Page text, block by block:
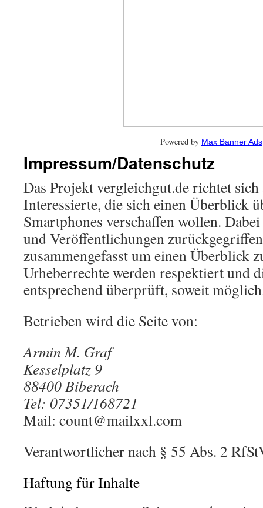
Powered by Max Banner Ads
Impressum/Datenschutz
Das Projekt vergleichgut.de richtet sich
Interessierte, die sich einen Überblick
Smartphones verschaffen wollen.
und Veröffentlichungen
zusammengefasst um einen Überblick
Urheberrechte werden respektiert und
entsprechend überprüft, soweit
Betrieben wird die Seite von:
Armin M. Graf
Kesselplatz 9
88400 Biberach
Tel: 07351/168721
Mail: count@mailxxl.com
Verantwortlicher nach § 55 Abs. 2
Haftung für Inhalte